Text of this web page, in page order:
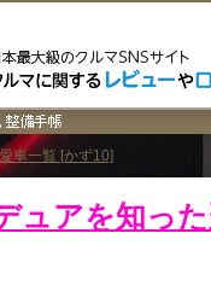
愛車一覧 [かず10]
ュアを知っ